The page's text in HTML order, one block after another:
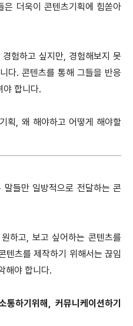
은 더욱이 콘텐츠기획에 힘쏟아
험하고 싶지만, 경험해보지 못
다. 콘텐츠를 통해 그들을 반응
야 합니다.
획, 왜 해야하고 어떻게 해야할
들만 일방적으로 전달하는 콘
하고, 보고 싶어하는 콘텐츠를
텐츠를 제작하기 위해서는 끊임
해야 합니다.
통하기위해, 커뮤니케이션하기